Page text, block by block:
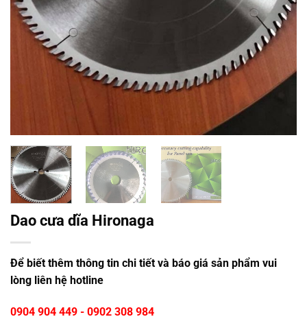
Dao cưa dĩa Hironaga
Để biết thêm thông tin chi tiết và báo giá sản phẩm vui
lòng liên hệ hotline
0904 904 449 - 0902 308 984